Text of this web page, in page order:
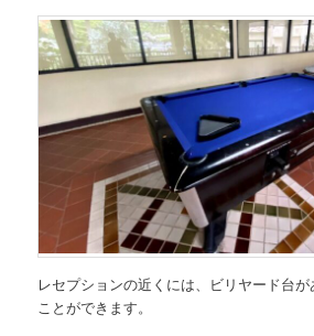
レセプションの近くには、ビリヤード台
ことができます。